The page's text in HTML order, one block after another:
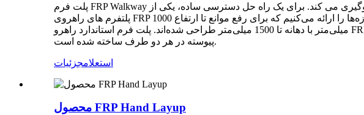
پلت فرم FRP Walkway نه تنها باعث کاهش تردد، لغزش و سقوط می شود، بلکه از آسیب دیدن دیوارها، لوله ها، کانال ها و کابل ها جلوگیری می کند. برای یک راه حل دسترسی ساده، یکی از
پلتفرم های راهروی FRP ما را انتخاب کنید و ما آن را کاملاً ساخته شده و آماده نصب برای شما عرضه می کنیم. ما طیف وسیعی از اندازه‌ها را ارائه می‌کنیم که برای رفع موانع تا ارتفاع 1000
میلی‌متر با دهانه تا 1500 میلی‌متر طراحی شده‌اند. پلت فرم استاندارد راهرو FRP ما با استفاده از پروفیل های جهانی FRP، آج پله FRP، توری مشبک باز FRP 38 میلی متری و نرده FRP
پیوسته در هر دو طرف ساخته شده است.
استعلامجزئیات
محصول FRP Hand Layup